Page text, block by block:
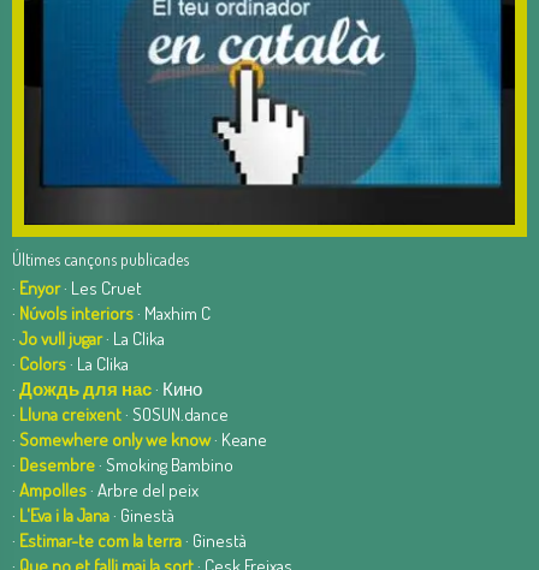
Últimes cançons publicades
· Enyor· Les Cruet
· Núvols interiors· Maxhim C
· Jo vull jugar· La Clika
· Colors· La Clika
· Дождь для нас· Кино
· Lluna creixent· SOSUN.dance
· Somewhere only we know· Keane
· Desembre· Smoking Bambino
· Ampolles· Arbre del peix
· L'Eva i la Jana· Ginestà
· Estimar-te com la terra· Ginestà